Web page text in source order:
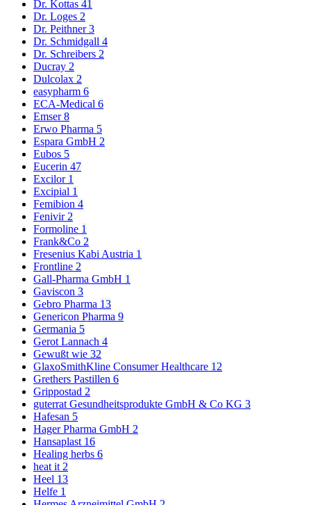
Dr. Kottas 41
Dr. Loges 2
Dr. Peithner3
Dr. Schmidgall 4
Dr. Schreibers 2
Ducray 2
Dulcolax 2
easypharm 6
ECA-Medical 6
Emser8
Erwo Pharma 5
Espara GmbH 2
Eubos 5
Eucerin 47
Excilor 1
Excipial 1
Femibion 4
Fenivir 2
Formoline 1
Frank&Co 2
Fresenius Kabi Austria 1
Frontline 2
Gall-Pharma GmbH 1
Gaviscon 3
Gebro Pharma 13
Genericon Pharma 9
Germania 5
Gerot Lannach 4
Gewußt wie 32
GlaxoSmithKline Consumer Healthcare 12
Grethers Pastillen 6
Grippostad 2
guterrat Gesundheitsprodukte GmbH & Co KG 3
Hafesan 5
Hager Pharma GmbH 2
Hansaplast 16
Healing herbs 6
heat it 2
Heel 13
Helfe 1